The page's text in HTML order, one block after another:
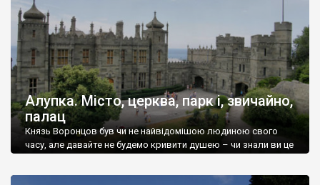
Алупка. Місто, церква, парк і, звичайно,
палац
Князь Воронцов був чи не найвідомішою людиною свого
часу, але давайте не будемо кривити душею – чи знали ви це